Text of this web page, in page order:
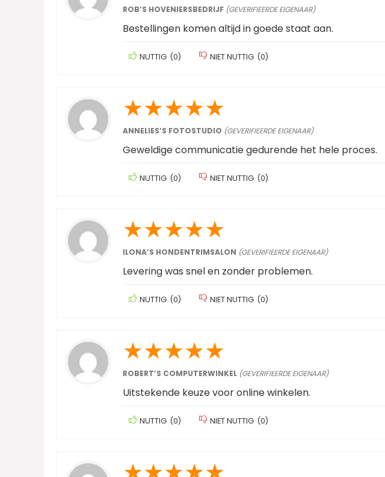
ROB’S HOVENIERSBEDRIJF (GEVERIFIEERDE EIGENAAR)
Bestellingen komen altijd in goede staat aan.
NUTTIG (0) NIET NUTTIG (0)
★★★★★
ANNELIES’S FOTOSTUDIO (GEVERIFIEERDE EIGENAAR)
Geweldige communicatie gedurende het hele proces.
NUTTIG (0) NIET NUTTIG (0)
★★★★★
ILONA’S HONDENTRIMSALON (GEVERIFIEERDE EIGENAAR)
Levering was snel en zonder problemen.
NUTTIG (0) NIET NUTTIG (0)
★★★★★
ROBERT’S COMPUTERWINKEL (GEVERIFIEERDE EIGENAAR)
Uitstekende keuze voor online winkelen.
NUTTIG (0) NIET NUTTIG (0)